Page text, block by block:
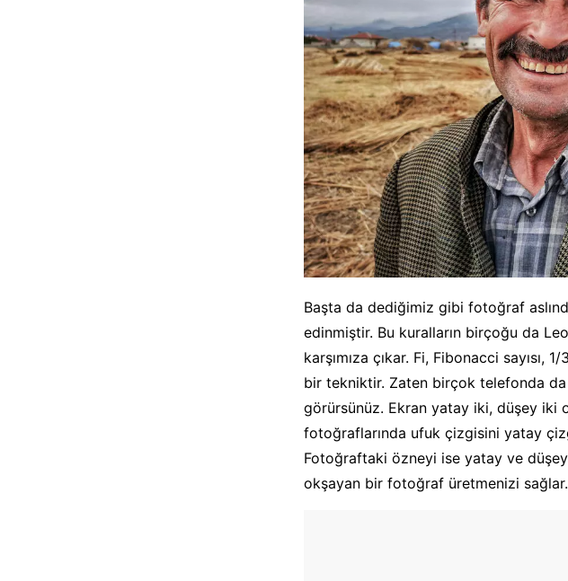
Başta da dediğimiz gibi fotoğraf
edinmiştir. Bu kuralların birçoğu da
karşımıza çıkar. Fi, Fibonacci sayısı,
bir tekniktir. Zaten birçok telefonda da
görürsünüz. Ekran yatay iki, düşey iki
fotoğraflarında ufuk çizgisini yatay
Fotoğraftaki özneyi ise yatay ve
okşayan bir fotoğraf üretmenizi sağlar.